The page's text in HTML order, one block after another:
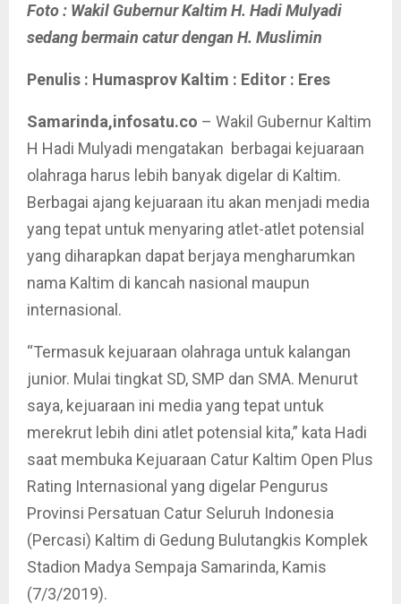
Foto : Wakil Gubernur Kaltim H. Hadi Mulyadi
sedang bermain catur dengan H. Muslimin
Penulis : Humasprov Kaltim : Editor : Eres
Samarinda,infosatu.co – Wakil Gubernur Kaltim
H Hadi Mulyadi mengatakan berbagai kejuaraan
olahraga harus lebih banyak digelar di Kaltim.
Berbagai ajang kejuaraan itu akan menjadi media
yang tepat untuk menyaring atlet-atlet potensial
yang diharapkan dapat berjaya mengharumkan
nama Kaltim di kancah nasional maupun
internasional.
“Termasuk kejuaraan olahraga untuk kalangan
junior. Mulai tingkat SD, SMP dan SMA. Menurut
saya, kejuaraan ini media yang tepat untuk
merekrut lebih dini atlet potensial kita,” kata Hadi
saat membuka Kejuaraan Catur Kaltim Open Plus
Rating Internasional yang digelar Pengurus
Provinsi Persatuan Catur Seluruh Indonesia
(Percasi) Kaltim di Gedung Bulutangkis Komplek
Stadion Madya Sempaja Samarinda, Kamis
(7/3/2019).